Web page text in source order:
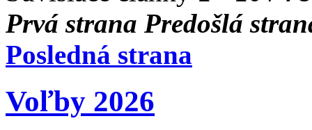
Prvá strana Predošlá
Posledná strana
Voľby 2026